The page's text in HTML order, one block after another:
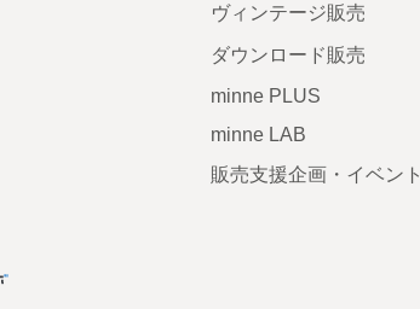
ヴィンテージ販売
ダウンロード販売
minne PLUS
minne LAB
販売支援企画・イベント